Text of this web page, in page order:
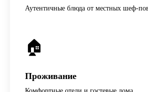
Аутентичные блюда от местных шеф-
🏠
Проживание